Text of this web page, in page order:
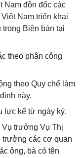
Nam đôn đốc các
Nam triển khai
Biên bản tại
theo phân công
theo Quy chế làm
này.
lực kể từ ngày ký.
Vụ trưởng Vụ Thị
trưởng các cơ quan
ông, bà có tên